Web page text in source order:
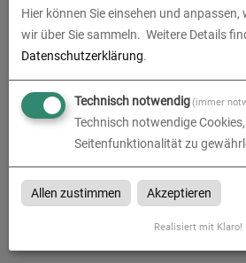
zum Artikel
Präsentationsmappen
Präsentationsmappen bei „Die
Lahr, Kehl, Ortenaukreis, Freiburg,
Hier können Sie einsehen und
wir über Sie sammeln. Weitere Details
Datenschutzerklärung.
Technisch notwendig(immer
Technisch notwendige
Seitenfunktionalität zu
Allen zustimmen Akzeptieren
Realisiert mit Klaro!